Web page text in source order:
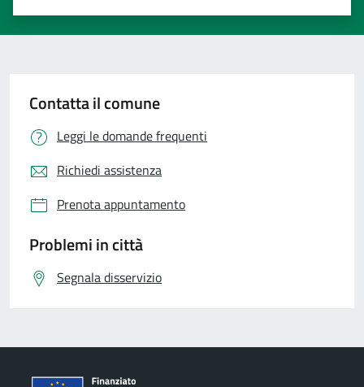
Valuta 5 stelle su 5
Valuta 4 stelle su 5
Valuta 3 stelle su 5
Valuta 2 stelle su 5
Valuta 1 stelle su 5
Contatta il comune
Leggi le domande frequenti
Richiedi assistenza
Prenota appuntamento
Problemi in città
Segnala disservizio